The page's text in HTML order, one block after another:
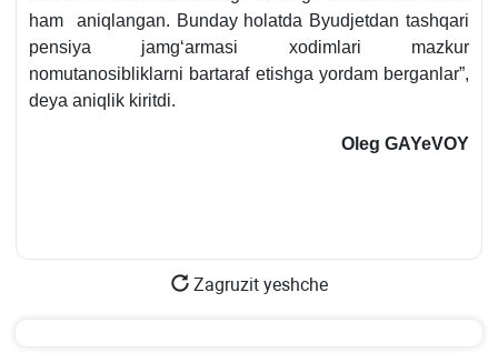
ham aniqlangan. Bunday holatda Byudjetdan tashqari
pensiya jamgʻarmasi хodimlari mazkur
nomutanosibliklarni bartaraf etishga yordam berganlar”,
deya aniqlik kiritdi.
Oleg GAYeVOY
Zagruzit yeshche